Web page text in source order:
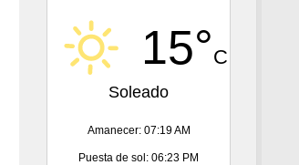
15°C
Soleado
Amanecer: 07:19 AM
Puesta de sol: 06:23 PM